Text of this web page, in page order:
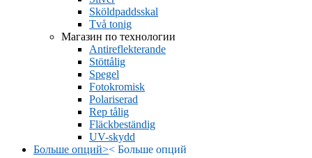
Sköldpaddsskal
Två tonig
Магазин по технологии
Antireflekterande
Stöttålig
Spegel
Fotokromisk
Polariserad
Rep tålig
Fläckbeständig
UV-skydd
Больше опций>< Больше опций